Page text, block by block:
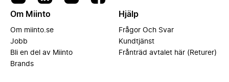
Om Miinto
Om miinto.se
Jobb
Bli en del av Miinto
Brands
Hjälp
Frågor Och Svar
Kundtjänst
Frånträd avtalet här (Returer)